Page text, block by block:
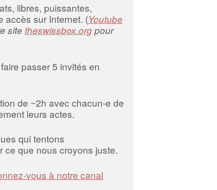
libres, puissantes,
accès sur Internet. (Youtube
site theswissbox.orgpour
passer 5 invités en
de ~2h avec chacun-e de
leurs actes.
qui tentons
ce que nous croyons juste.
vous à notre canal